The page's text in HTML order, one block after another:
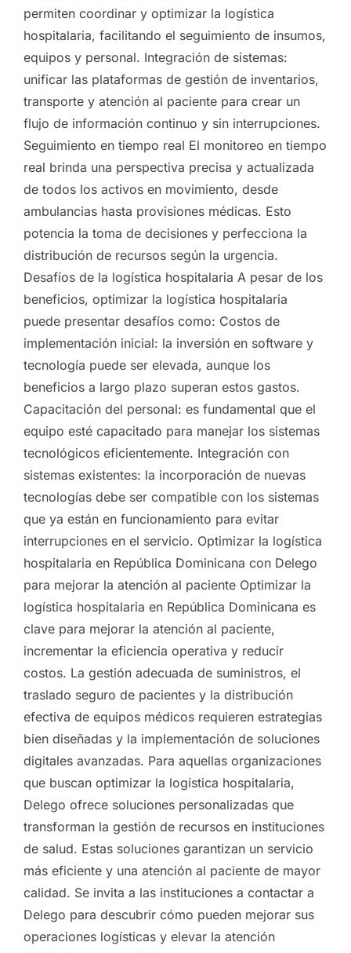
permiten coordinar y optimizar la logística
hospitalaria, facilitando el seguimiento de insumos,
equipos y personal. Integración de sistemas:
unificar las plataformas de gestión de inventarios,
transporte y atención al paciente para crear un
flujo de información continuo y sin interrupciones.
Seguimiento en tiempo real El monitoreo en tiempo
real brinda una perspectiva precisa y actualizada
de todos los activos en movimiento, desde
ambulancias hasta provisiones médicas. Esto
potencia la toma de decisiones y perfecciona la
distribución de recursos según la urgencia.
Desafíos de la logística hospitalaria A pesar de los
beneficios, optimizar la logística hospitalaria
puede presentar desafíos como: Costos de
implementación inicial: la inversión en software y
tecnología puede ser elevada, aunque los
beneficios a largo plazo superan estos gastos.
Capacitación del personal: es fundamental que el
equipo esté capacitado para manejar los sistemas
tecnológicos eficientemente. Integración con
sistemas existentes: la incorporación de nuevas
tecnologías debe ser compatible con los sistemas
que ya están en funcionamiento para evitar
interrupciones en el servicio. Optimizar la logística
hospitalaria en República Dominicana con Delego
para mejorar la atención al paciente Optimizar la
logística hospitalaria en República Dominicana es
clave para mejorar la atención al paciente,
incrementar la eficiencia operativa y reducir
costos. La gestión adecuada de suministros, el
traslado seguro de pacientes y la distribución
efectiva de equipos médicos requieren estrategias
bien diseñadas y la implementación de soluciones
digitales avanzadas. Para aquellas organizaciones
que buscan optimizar la logística hospitalaria,
Delego ofrece soluciones personalizadas que
transforman la gestión de recursos en instituciones
de salud. Estas soluciones garantizan un servicio
más eficiente y una atención al paciente de mayor
calidad. Se invita a las instituciones a contactar a
Delego para descubrir cómo pueden mejorar sus
operaciones logísticas y elevar la atención